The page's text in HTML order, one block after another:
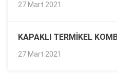
27 Mart 2021
KAPAKLI TERMIKEL
27 Mart 2021